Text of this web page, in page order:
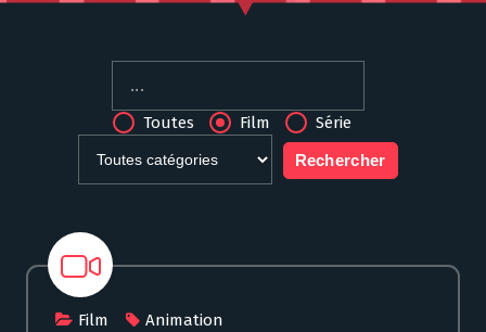
Toutes Film Série
Film Animation